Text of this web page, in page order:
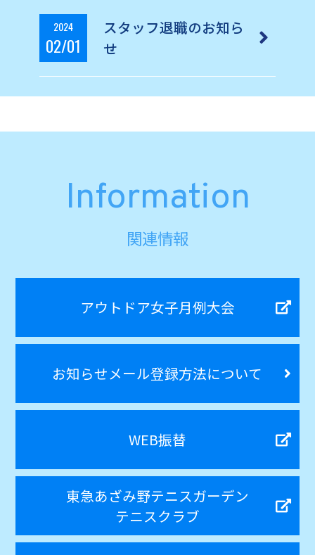
2024
02/01
スタッフ退職のお知ら
せ
Information
関連情報
アウトドア女子月例大会
お知らせメール登録方法について
WEB振替
東急あざみ野テニスガーデン
テニスクラブ